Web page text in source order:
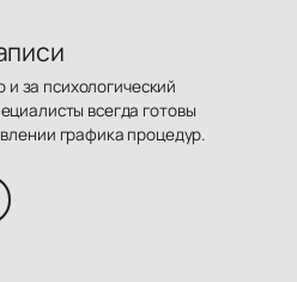
за психологический
всегда готовы
графика процедур.